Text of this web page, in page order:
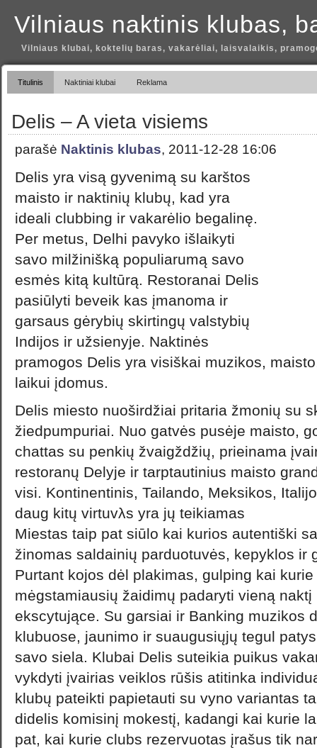
Vilniaus naktinis klubas,
Vilniaus klubai, koktelių baras, vakarėliai, laisvalaikis,
Titulinis Naktiniai klubai Reklama
Delis – A vieta visiems
parašė Naktinis klubas, 2011-12-28 16:06
Delis yra visą gyvenimą su karštos
maisto ir naktinių klubų, kad yra
ideali clubbing ir vakarėlio begalinę.
Per metus, Delhi pavyko išlaikyti
savo milžinišką populiarumą savo
esmės kitą kultūrą. Restoranai Delis
pasiūlyti beveik kas įmanoma ir
garsaus gėrybių skirtingų valstybių
Indijos ir užsienyje. Naktinės
pramogos Delis yra visiškai muzikos,
laikui įdomus.
Delis miesto nuoširdžiai pritaria žmonių su
žiedpumpuriai. Nuo gatvės pusėje maisto,
chattas su penkių žvaigždžių, prieinama
restoranų Delyje ir tarptautinius maisto
visi. Kontinentinis, Tailando, Meksikos,
daug kitų virtuvλs yra jų teikiamas
Miestas taip pat siūlo kai kurios autentiški
žinomas saldainių parduotuvės, kepyklos ir
Purtant kojos dėl plakimas, gulping kai
mėgstamiausių žaidimų padaryti vieną naktį
ekscytujące. Su garsiai ir Banking muzikos
klubuose, jaunimo ir suaugusiųjų tegul
savo siela. Klubai Delis suteikia puikus
vykdyti įvairias veiklos rūšis atitinka
klubų pateikti papietauti su vyno variantas
didelis komisinį mokestį, kadangi kai kurie
pat, kai kurie clubs rezervuotas įrašus tik